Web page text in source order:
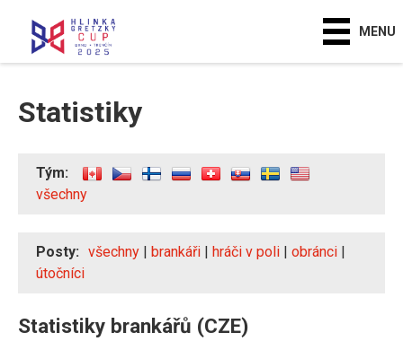
MENU
Statistiky
Tým:
všechny
Posty: všechny | brankáři | hráči v poli | obránci |
útočníci
Statistiky brankářů (CZE)